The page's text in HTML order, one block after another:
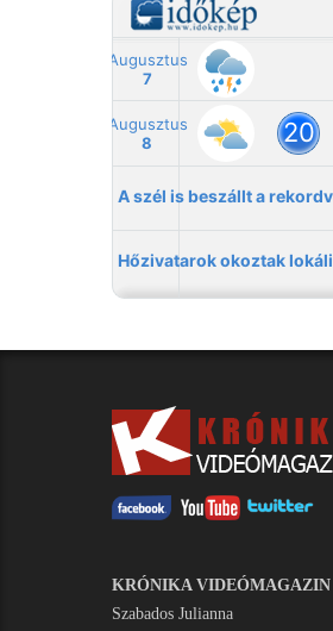
KRÓNIKA VIDEÓMAGAZIN
Szabados Julianna